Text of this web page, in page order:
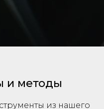
и методы
из нашего